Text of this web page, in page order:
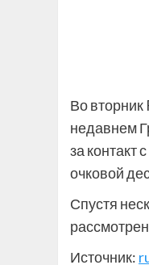
Во
недавнем
за контакт
очковой
Спустя
Источник: